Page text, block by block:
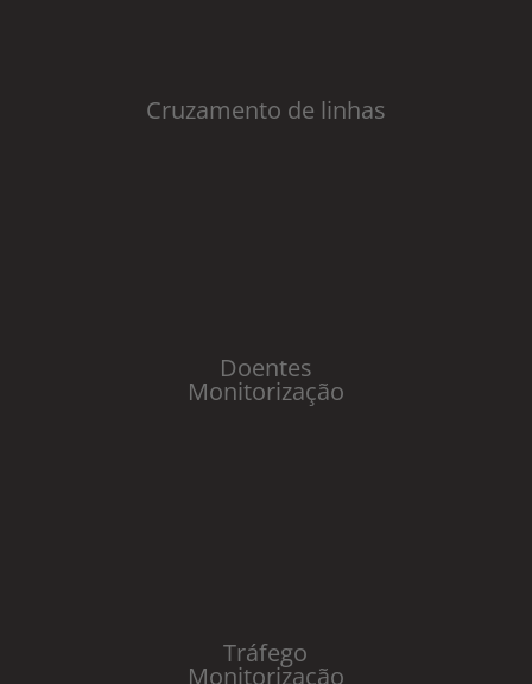
Cruzamento de linhas
Doentes
Monitorização
Tráfego
Monitorização